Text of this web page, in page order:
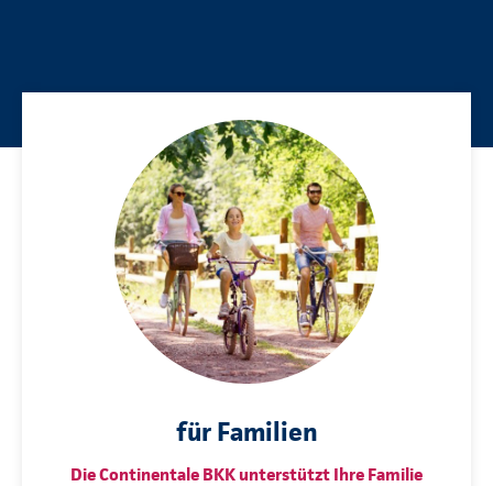
für Familien
Die Continentale BKK unterstützt Ihre Familie